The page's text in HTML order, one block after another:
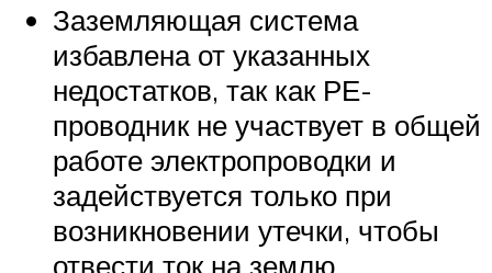
Заземляющая система
избавлена от указанных
недостатков, так как РЕ-
проводник не участвует в общей
работе электропроводки и
задействуется только при
возникновении утечки, чтобы
отвести ток на землю.